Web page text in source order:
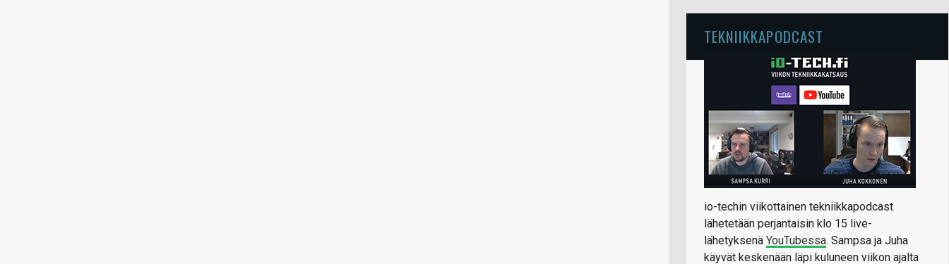
TEKNIIKKAPODCAST
io-techin viikottainen tekniikkapodcast
lähetetään perjantaisin klo 15 live-
lähetyksenä YouTubessa. Sampsa ja Juha
käyvät keskenään läpi kuluneen viikon ajalta